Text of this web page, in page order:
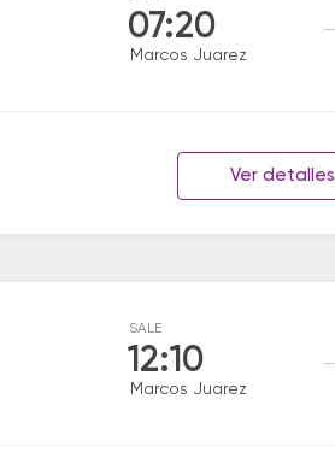
07:20
Marcos Juarez
Ver detalles
SALE
12:10
Marcos Juarez